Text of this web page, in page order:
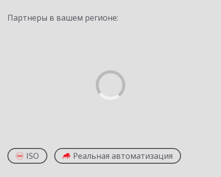
Партнеры в вашем регионе:
ISO Реальная автоматизация